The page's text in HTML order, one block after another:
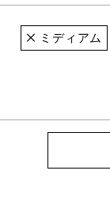
ミディアム